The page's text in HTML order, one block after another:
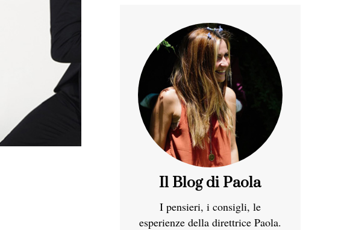
Il Blog di Paola
I pensieri, i consigli, le
esperienze della direttrice Paola.